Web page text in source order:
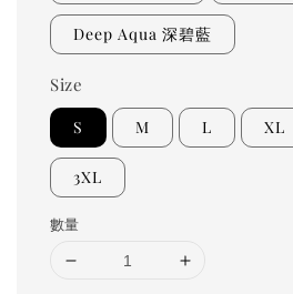
Deep Aqua 深碧藍
Size
S M L XL
3XL
數量